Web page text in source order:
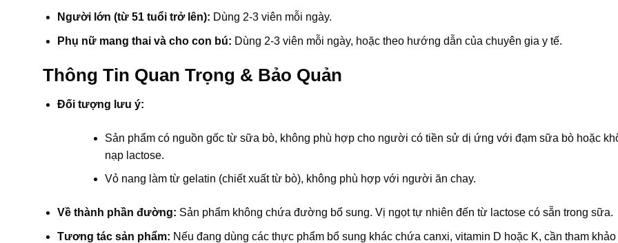
Người lớn (từ 51 tuổi trở lên): Dùng 2-3 viên mỗi ngày.
Phụ nữ mang thai và cho con bú: Dùng 2-3 viên mỗi ngày, hoặc theo hướng dẫn của chuyên gia y tế.
Thông Tin Quan Trọng & Bảo Quản
Đối tượng lưu ý:
Sản phẩm có nguồn gốc từ sữa bò, không phù hợp cho người có tiền sử dị ứng với đạm sữa bò hoặc
nạp lactose.
Vỏ nang làm từ gelatin (chiết xuất từ bò), không phù hợp với người ăn chay.
Về thành phần đường: Sản phẩm không chứa đường bổ sung. Vị ngọt tự nhiên đến từ lactose có sẵn trong sữa.
Tương tác sản phẩm: Nếu đang dùng các thực phẩm bổ sung khác chứa canxi, vitamin D hoặc K, cần tham khảo